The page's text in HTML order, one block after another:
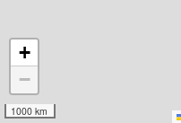
+
−
1000 km